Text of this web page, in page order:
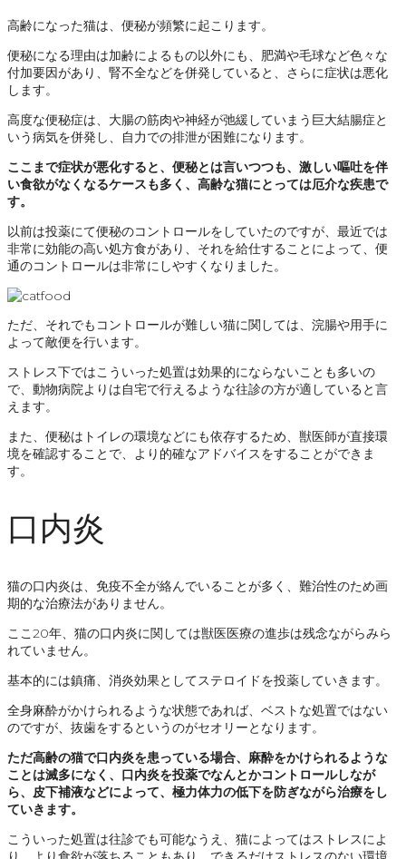
高齢になった猫は、便秘が頻繁に起こります。
便秘になる理由は加齢によるもの以外にも、肥満や毛球など色々な
付加要因があり、腎不全などを併発していると、さらに症状は悪化
します。
高度な便秘症は、大腸の筋肉や神経が弛緩していまう巨大結腸症と
いう病気を併発し、自力での排泄が困難になります。
ここまで症状が悪化すると、便秘とは言いつつも、激しい嘔吐を伴
い食欲がなくなるケースも多く、高齢な猫にとっては厄介な疾患で
す。
以前は投薬にて便秘のコントロールをしていたのですが、最近では
非常に効能の高い処方食があり、それを給仕することによって、便
通のコントロールは非常にしやすくなりました。
ただ、それでもコントロールが難しい猫に関しては、浣腸や用手に
よって敵便を行います。
ストレス下ではこういった処置は効果的にならないことも多いの
で、動物病院よりは自宅で行えるような往診の方が適していると言
えます。
また、便秘はトイレの環境などにも依存するため、獣医師が直接環
境を確認することで、より的確なアドバイスをすることができま
す。
口内炎
猫の口内炎は、免疫不全が絡んでいることが多く、難治性のため画
期的な治療法がありません。
ここ20年、猫の口内炎に関しては獣医医療の進歩は残念ながらみら
れていません。
基本的には鎮痛、消炎効果としてステロイドを投薬していきます。
全身麻酔がかけられるような状態であれば、ベストな処置ではない
のですが、抜歯をするというのがセオリーとなります。
ただ高齢の猫で口内炎を患っている場合、麻酔をかけられるような
ことは滅多になく、口内炎を投薬でなんとかコントロールしなが
ら、皮下補液などによって、極力体力の低下を防ぎながら治療をし
ていきます。
こういった処置は往診でも可能なうえ、猫によってはストレスによ